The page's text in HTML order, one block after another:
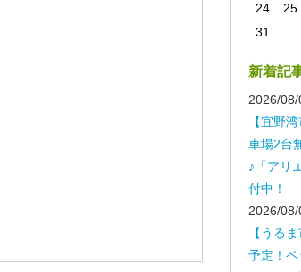
24
25
31
新着記
2026/08/
【宜野
車場2台
♪「アリ
付中！
2026/08/
【うる
予定！